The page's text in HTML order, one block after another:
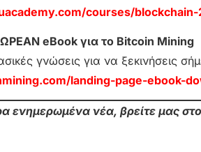
courses/
eBook για το Bitcoin Mining
γνώσεις για να ξεκινήσεις
landing-page-ebook-
ενημερωμένα νέα, βρείτε μας στο